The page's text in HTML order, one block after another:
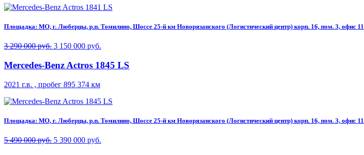
Площадка: МО, г. Люберцы, р.п. Томилино, Шоссе 25-й км Новорязанского (Логистический центр) корп. 16, пом. 3, офис 11
3 290 000 руб. 3 150 000 руб.
Mercedes-Benz Actros 1845 LS
2021 г.в. , пробег 895 374 км
Площадка: МО, г. Люберцы, р.п. Томилино, Шоссе 25-й км Новорязанского (Логистический центр) корп. 16, пом. 3, офис 11
5 490 000 руб. 5 390 000 руб.